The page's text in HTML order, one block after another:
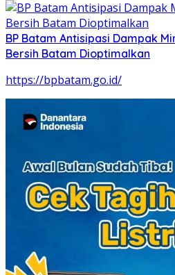
BP Batam Antisipasi Dampak
Bersih Batam Dioptimalkan
https://bpbatam.go.id/